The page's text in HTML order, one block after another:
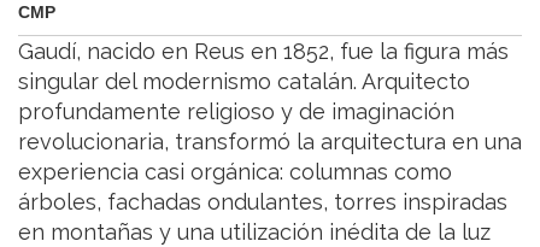
CMP
Gaudí, nacido en Reus en 1852, fue la figura más
singular del modernismo catalán. Arquitecto
profundamente religioso y de imaginación
revolucionaria, transformó la arquitectura en una
experiencia casi orgánica: columnas como
árboles, fachadas ondulantes, torres inspiradas
en montañas y una utilización inédita de la luz